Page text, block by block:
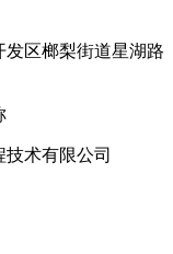
区榔梨街道星湖路
术有限公司